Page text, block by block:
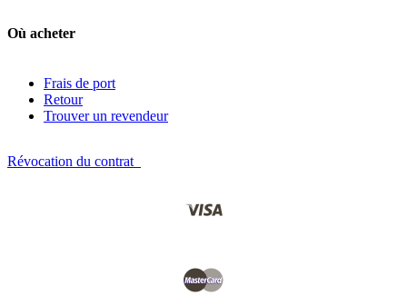
Où acheter
Frais de port
Retour
Trouver un revendeur
Révocation du contrat